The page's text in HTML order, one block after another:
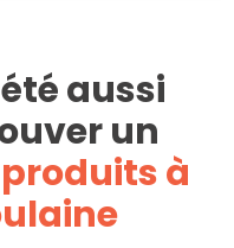
aussi
un
à